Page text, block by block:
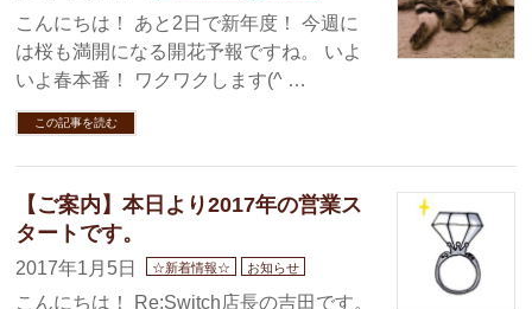
こんにちは！ あと2日で新年度！ 今週に
は桜も満開になる開花予報ですね。 いよ
いよ春本番！ ワクワクします(^ …
この記事を読む
【ご案内】本日より2017年の営業ス
タートです。
2017年1月5日 ☆新着情報☆ お知らせ
こんにちは！ Re:Switch店長の吉田です。